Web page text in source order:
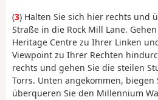
(3) Halten Sie sich hier rechts und
Straße in die Rock Mill Lane.
Heritage Centre zu Ihrer Linken
Viewpoint zu Ihrer Rechten
rechts und gehen Sie die steilen
Torrs. Unten angekommen, biegen
überqueren Sie den Millennium